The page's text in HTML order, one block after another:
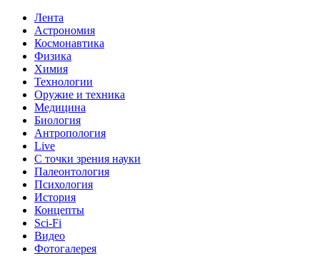
Лента
Астрономия
Космонавтика
Физика
Химия
Технологии
Оружие и техника
Медицина
Биология
Антропология
Live
С точки зрения науки
Палеонтология
Психология
История
Концепты
Sci-Fi
Видео
Фотогалерея